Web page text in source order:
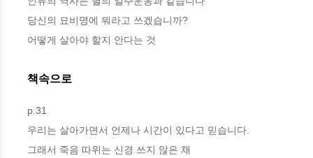
당신의 묘비명에 뭐라고 쓰겠습니까?
어떻게 살아야 할지 안다는 것
책속으로
p.31
우리는 살아가면서 언제나 시간이 있다고 믿습니다.
그래서 죽음 따위는 신경 쓰지 않은 채